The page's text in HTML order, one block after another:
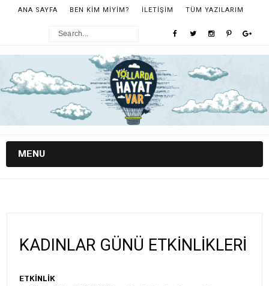
ANA SAYFA BEN KİM MİYİM? İLETİŞİM TÜM YAZILARIM
MENU
KADINLAR GÜNÜ ETKİNLİKLERİ
ETKİNLİK